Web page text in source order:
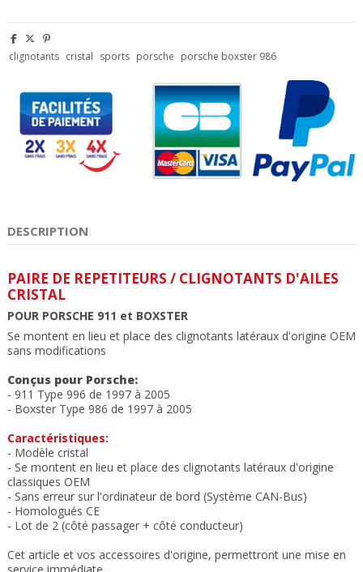
clignotants cristal sports porsche porsche boxster 986
DESCRIPTION
PAIRE DE REPETITEURS / CLIGNOTANTS D'AILES
CRISTAL
POUR PORSCHE 911 et BOXSTER
Se montent en lieu et place des clignotants latéraux d'origine OEM
sans modifications
Conçus pour Porsche:
- 911 Type 996 de 1997 à 2005
- Boxster Type 986 de 1997 à 2005
Caractéristiques:
- Modèle cristal
- Se montent en lieu et place des clignotants latéraux d'origine
classiques OEM
- Sans erreur sur l'ordinateur de bord (Système CAN-Bus)
- Homologués CE
- Lot de 2 (côté passager + côté conducteur)
Cet article et vos accessoires d'origine, permettront une mise en